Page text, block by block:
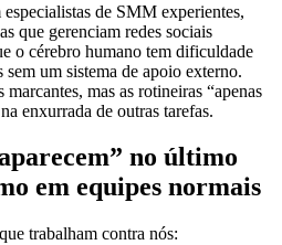
de SMM experientes,
que gerenciam redes sociais
o cérebro humano tem dificuldade
um sistema de apoio externo.
mas as rotineiras “apenas
enxurrada de outras tarefas.
no último
em equipes normais
trabalham contra nós: